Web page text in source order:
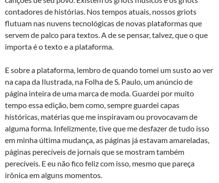
contadores de histórias. Nos tempos atuais, nossos griots
flutuam nas nuvens tecnológicas de novas plataformas que
servem de palco para textos. A de se pensar, talvez, que o que
importa é o texto e a plataforma.
E sobre a plataforma, lembro de quando tomei um susto ao ver
na capa da Ilustrada, na Folha de S. Paulo, um anúncio de
página inteira de uma marca de moda. Guardei por muito
tempo essa edição, bem como, sempre guardei capas
históricas, matérias que me inspiravam ou provocavam de
alguma forma. Infelizmente, tive que me desfazer de tudo isso
em minha última mudança, as páginas já estavam amareladas,
páginas perecíveis de jornais que se mostram também
perecíveis. E eu não fico feliz com isso, mesmo que pareça
irônica em alguns momentos.